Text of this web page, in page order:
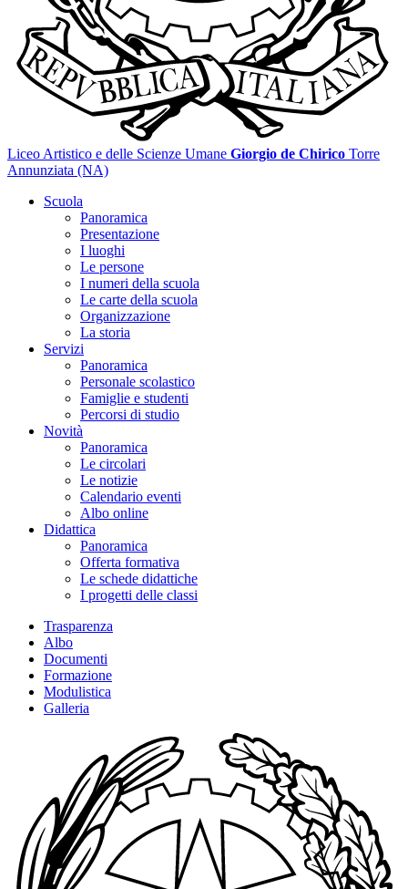
Liceo Artistico e delle Scienze Umane Giorgio de Chirico Torre
Annunziata (NA)
Scuola
Panoramica
Presentazione
I luoghi
Le persone
I numeri della scuola
Le carte della scuola
Organizzazione
La storia
Servizi
Panoramica
Personale scolastico
Famiglie e studenti
Percorsi di studio
Novità
Panoramica
Le circolari
Le notizie
Calendario eventi
Albo online
Didattica
Panoramica
Offerta formativa
Le schede didattiche
I progetti delle classi
Trasparenza
Albo
Documenti
Formazione
Modulistica
Galleria